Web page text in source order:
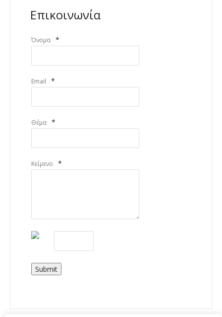
Επικοινωνία
Όνομα *
Email *
Θέμα *
Κείμενο *
Submit